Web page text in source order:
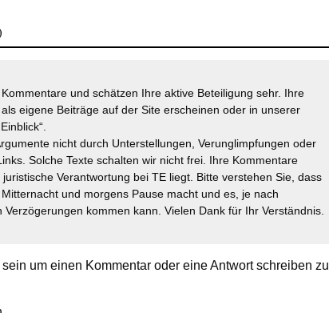
und schätzen Ihre aktive Beteiligung sehr. Ihre
eigene Beiträge auf der Site erscheinen oder in unserer
nicht durch Unterstellungen, Verunglimpfungen oder
Solche Texte schalten wir nicht frei. Ihre Kommentare
Verantwortung bei TE liegt. Bitte verstehen Sie, dass
und morgens Pause macht und es, je nach
kommen kann. Vielen Dank für Ihr Verständnis.
sein um einen Kommentar oder eine Antwort schreiben zu